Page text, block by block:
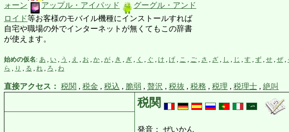
ォーン
アップル・アイパッド
グーグル・アンド
ロイド等お客様のモバイル機種にインストールすれば
自宅や職場の外でインターネットが無くてもこの辞書
が使えます。
始めの仮名: あ い う え お か が き ぎ く ぐ け げ こ ご さ ざ し じ す ず せ ぜ,
ら
り る れ ろ わ
直接アクセス： 税関 , 税金 , 税込 , 脆弱 , 贅沢 , 税抜 , 税務 , 税理 , 税理士 , 絶叫
税関
発音： ぜいかん